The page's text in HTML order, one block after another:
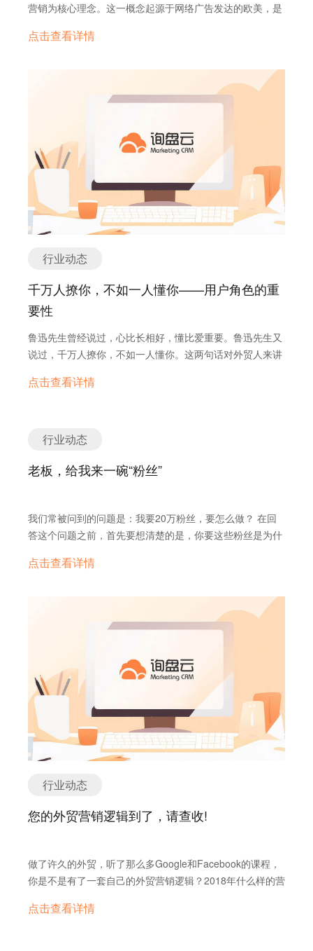
营销为核心理念。这一概念起源于网络广告发达的欧美，是
它与Ad Exchange和RTB一起迅速崛起于美国，已在全球快
网络展示广告领域，DSP方兴未艾。DSP传入中国，迅速在
国内成为热潮，成为推动中国网络展示广告RTB市场快速发
展的动力之一，DSP将成为SEM后的一个新的广告模式
广告投放给潜在客户a。 在互联网出现之前，传统的广告推
送方式是这样的：广告主A找到流量平台B，比如报纸、杂
志、电视、广播……并签订合同，通过流量平台B把广告展
示给a。 2、互联网时代广告投放方式 广告主A想把广告投
放给潜在客户a。 a在浏览网站时，B通过cookie收集了a的
兴趣等行为特征，同时，B还掌握着丰富多元的广告资源。
买广告资源的企业很多，大家都想抢，所以产生了竞价交易
作平台，广告主可以通过一个平台管理多个渠道的流量来
源，避免复杂的媒体购买方式带来的资源浪费。 二、DSP必
主提供一个综合性的操作平台，广告主可以通过一个平台管
理多个渠道的流量来源，避免复杂的媒体购买方式带来的资
源浪费。 2、能够整合、优化、管理不同渠道的流量 真正的
TimeBidding)实时竞价协议(允许购买者对单一广告展现进
行实时竞价购买的广告交易协议)，利用该协议，DSP可以
从广告交易平台中实时的按需购买广告。 4、领先的优化算
来满足广告主所设置的广告目标是DSP服务品质的基础保
证，通过优化算法，DSP可以让广告主在100毫秒内确定目
表 广告主无法对所有广告投放进行整体把控，避免重复的广
广告主提供及时的、全面的数据报表，其中包括花费、频
次、效果、订单状况等等。 6、以受众购买为中心 DSP除了
颠覆传统媒体的购买方式外，也颠覆了传统的广告逻辑，明
广告上占有霸主地位的Google，可以在AdWords广告后台
根据广告主自定义的用户特征精准投放展示类广告。Google
展示网络联盟是全球最大的网站广告联盟，拥有200多万个
网站合作伙伴，日广告展示量超过100亿。 访问过网站但是
没有形成转化的客户不一定是没有价值的客户，也有可能是
没被吸引的。询盘云和世界著名的数据公司合作，整合众多
广告资源平台，让高意向度的客户在访问其他网站时可以看
到我们的广告，达到唤醒客户的目的。 DSP是追求效果的营
究DSP是时髦的表现！是潮流的表现！是先进的表现！
点击查看详情
行业动态
千万人撩你，不如一人懂你——用户角色的重
要性
鲁迅先生曾经说过，心比长相好，懂比爱重要。鲁迅先生又
说过，千万人撩你，不如一人懂你。这两句话对外贸人来讲
所以鲁迅先生特别强调，确定用户角色真的很重要！ 不知道
的吗？不急着下结论，我们先来看一个案例： 假设一家汽车
主要销售对象是如下几类人： A是个富二代，喜欢跑车，因
希望自己的车解释耐用； D是个上班族，希望停车方便、省
油； E是个农民，希望能够结实耐用动力强劲； F..； G...；
还有很多小众的用户需求，如果把ABCDEFG每个人的需求
都集中在一辆车上来实现的话，那就会出现一辆四不像的
的需求可能和零售店主的需求相近，就把零售店主的需求代
表了农民的需求，同样家庭主妇和上班族的需求差别也不
其余特别小众的需求可以不考虑了。 由此可以看出，之前提
到的逻辑是错误的，成功容纳大量用户的最好方式是为具有
特定需求的特定个体类型设计。 其实以上的例子就是一个简
单地用户角色设定，ABC即为三个具有代表性需求的用户，
在此基础可以加入一些类似的需求，比如农民希望汽车有挡
泥板能够遮挡农田里飞溅的泥浆，虽然零售店主对此需求要
求并不强烈，但是可以把农民的需求融入到这个以零售店主
是用户角色呢？ 用户角色其实就是真实用户的综合原型。我
们对产品使用者的目标、行为、观点等进行研究，将这些要
素抽象综合成为一组对典型产品使用者的描述，以辅助产品
庭、工作、生活环境描述，与产品使用相关的具体情境。这
里需要注意的一点，大家通常会把用户角色和用户画像搞
User Persona，前者是根据大数据给用户加上可视化标签，
点击查看详情
行业动态
老板，给我来一碗“粉丝”
我们常被问到的问题是：我要20万粉丝，要怎么做？ 在回
答这个问题之前，首先要想清楚的是，你要这些粉丝是为什
大…… C. 粉丝粉好吃…… 首先要了解的是，Facebook这
Facebook是一个以人为本的平台，用户之所以对Facebook
有很强的黏度，是因为Newsfeed后台算法让每个Facebook
用户都能有最佳的使用体验，他/她会优先看到其最感兴趣的
Facebook用户像我一样，粉了起码200多个品牌主页。如果
我每次登陆Facebook看到的都是这些品牌主页的推送而看
不到我亲友的更新或我最关注的内容，想必这个用户体验不
会太好。 其次，Facebook用户的习惯都很不同，有些人喜
欢看视频，有些人喜欢点击，有些人喜欢按赞，还有人更喜
欢购买。如果一味地吸粉，你会找到许多点赞的人，但这些
字并不等同于营销价值，若非真爱，强求无用，因此粉丝数
的3个答案： A. 粉丝数与订单量未必有必然联系，但通过好
粉呢？ 你需要用他/她喜欢的内容反复种草、互动，这个过
程就像个沙漏一样，慢慢把核心用户沉淀下来，这就是我们
常听到的营销漏斗。 说那么多，那品牌主页还建不建了啊？
点击查看详情
行业动态
您的外贸营销逻辑到了，请查收!
做了许久的外贸，听了那么多Google和Facebook的课程，
你是不是有了一套自己的外贸营销逻辑？2018年什么样的营
德龙向你展示新外贸新营销新概念，让你轻松get用询盘云
点击查看详情